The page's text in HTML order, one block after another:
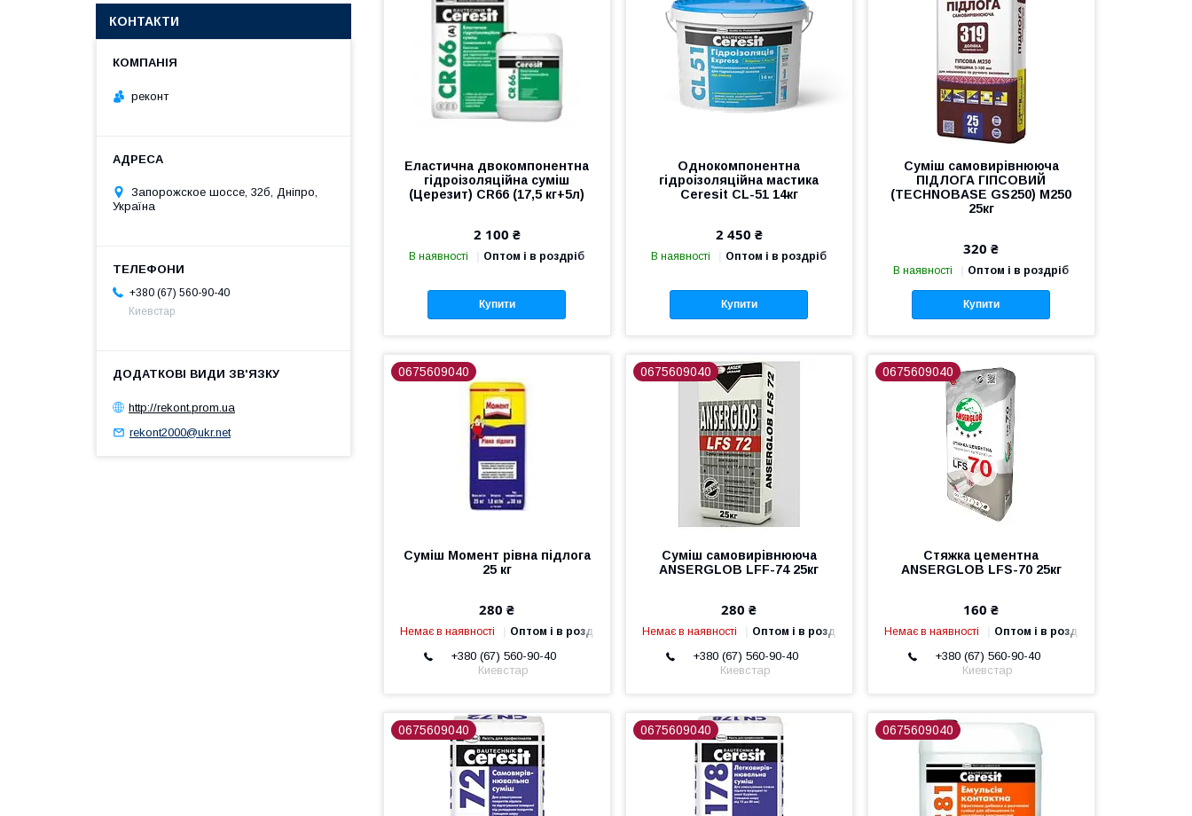
Еластична двокомпонентна
гідроізоляційна суміш
(Церезит) CR66 (17,5 кг+5л)
2 100 ₴
В наявності Оптом і в роздріб
Купити
Однокомпонентна
гідроізоляційна мастика
Ceresit CL-51 14кг
2 450 ₴
В наявності Оптом і в роздріб
Купити
Суміш самовирівнююча
ПІДЛОГА ГІПСОВИЙ
(TECHNOBASE GS250) М250
25кг
320 ₴
В наявності Оптом і в роздріб
Купити
0675609040
Суміш Момент рівна підлога
25 кг
280 ₴
Немає в наявності Оптом і в роздріб
+380 (67) 560-90-40
Киевстар
0675609040
Суміш самовирівнююча
ANSERGLOB LFF-74 25кг
280 ₴
Немає в наявності Оптом і в роздріб
+380 (67) 560-90-40
Киевстар
0675609040
Стяжка цементна
ANSERGLOB LFS-70 25кг
160 ₴
Немає в наявності Оптом і в роздріб
+380 (67) 560-90-40
Киевстар
0675609040 0675609040 0675609040
КОНТАКТИ
реконт
Запорожское шоссе, 32б, Дніпро,
Україна
+380 (67) 560-90-40
Киевстар
http://rekont.prom.ua
rekont2000@ukr.net